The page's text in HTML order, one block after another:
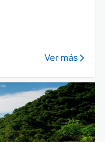
Ver más